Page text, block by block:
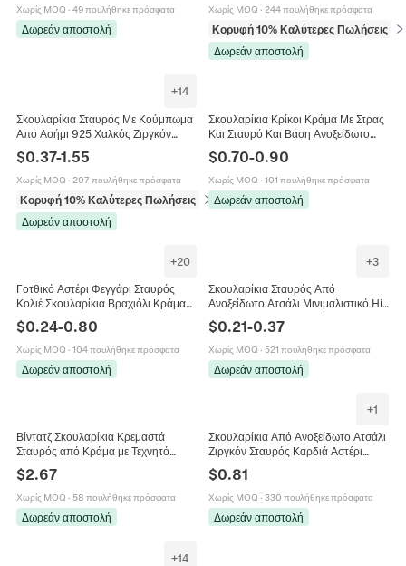
Χωρίς MOQ · 49 πουλήθηκε πρόσφατα
Δωρεάν αποστολή
Χωρίς MOQ · 244 πουλήθηκε πρόσφατα
Κορυφή 10% Καλύτερες Πωλήσεις
Δωρεάν αποστολή
+14
Σκουλαρίκια Σταυρός Με Κούμπωμα
Από Ασήμι 925 Χαλκός Ζιργκόν
Κόσμημα Για Γυναίκες
$0.37-1.55
Χωρίς MOQ · 207 πουλήθηκε πρόσφατα
Κορυφή 10% Καλύτερες Πωλήσεις
σε Σκουλαρίκια
Δωρεάν αποστολή
Σκουλαρίκια Κρίκοι Κράμα Με Στρας
Και Σταυρό Και Βάση Ανοξείδωτο
Γυναίκες
$0.70-0.90
Χωρίς MOQ · 101 πουλήθηκε πρόσφατα
Δωρεάν αποστολή
+20
Γοτθικό Αστέρι Φεγγάρι Σταυρός
Κολιέ Σκουλαρίκια Βραχιόλι Κράμα
Σμάλτο Υγρό Μέταλλο Y2K Πανκ
Κοσμήματα
$0.24-0.80
Χωρίς MOQ · 104 πουλήθηκε πρόσφατα
Δωρεάν αποστολή
+3
Σκουλαρίκια Σταυρός Από
Ανοξείδωτο Ατσάλι Μινιμαλιστικό Hip
Hop Στιλ Μόδας Κοσμήματα Για
Άνδρες Και Γυναίκες Μεταλλικά
$0.21-0.37
Χωρίς MOQ · 521 πουλήθηκε πρόσφατα
Δωρεάν αποστολή
Βίντατζ Σκουλαρίκια Κρεμαστά
Σταυρός από Κράμα με Τεχνητό
Τυρκουάζ για Γυναίκες Εθνικά
Κοσμήματα από Δέρμα με Χάντρες
Μινιμαλιστικά Σκουλαρίκια Πάρτι
$2.67
Χωρίς MOQ · 58 πουλήθηκε πρόσφατα
Δωρεάν αποστολή
+1
Σκουλαρίκια Από Ανοξείδωτο Ατσάλι
Ζιργκόν Σταυρός Καρδιά Αστέρι
Φεγγάρι Πεταλούδα Κορώνα
Κοσμήματα Για Γυναίκες
$0.81
Χωρίς MOQ · 330 πουλήθηκε πρόσφατα
Δωρεάν αποστολή
+14